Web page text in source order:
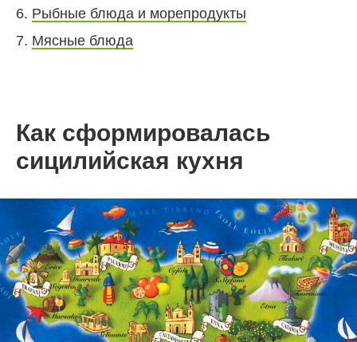
6. Рыбные блюда и морепродукты
7. Мясные блюда
Как сформировалась
сицилийская кухня